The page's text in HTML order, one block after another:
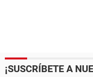
¡SUSCRÍBETE A